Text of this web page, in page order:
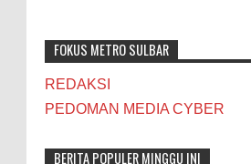
FOKUS METRO SULBAR
REDAKSI
PEDOMAN MEDIA CYBER
BERITA POPULER MINGGU INI